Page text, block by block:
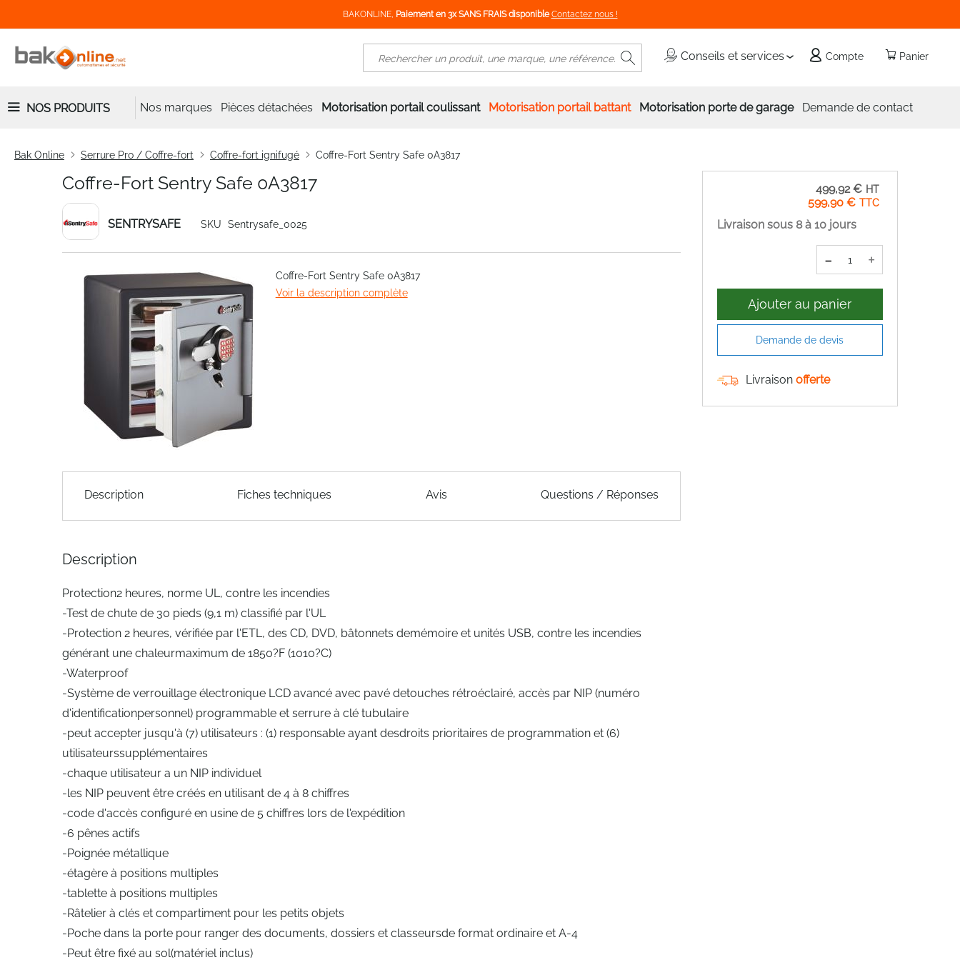
BAKONLINE, Paiement en 3x SANS FRAIS disponible Contactez nous !
Panier
Conseils et services Compte
Rechercher
NOS PRODUITS Nos marques Pièces détachées Motorisation portail coulissant Motorisation portail battant Motorisation porte de garage Demande de contact
Bak Online Serrure Pro / Coffre-fort Coffre-fort ignifugé Coffre-Fort Sentry Safe 0A3817
Coffre-Fort Sentry Safe 0A3817
SENTRYSAFE SKU Sentrysafe_0025
the
images
Coffre-Fort Sentry Safe 0A3817
Voir la description complète
Description Fiches techniques Avis Questions / Réponses
Description
Protection2 heures, norme UL, contre les incendies
-Test de chute de 30 pieds (9,1 m) classifié par l'UL
-Protection 2 heures, vérifiée par l'ETL, des CD, DVD, bâtonnets demémoire et unités USB, contre les incendies
générant une chaleurmaximum de 1850?F (1010?C)
-Waterproof
-Système de verrouillage électronique LCD avancé avec pavé detouches rétroéclairé, accès par NIP (numéro
d'identificationpersonnel) programmable et serrure à clé tubulaire
-peut accepter jusqu'à (7) utilisateurs : (1) responsable ayant desdroits prioritaires de programmation et (6)
utilisateurssupplémentaires
-chaque utilisateur a un NIP individuel
-les NIP peuvent être créés en utilisant de 4 à 8 chiffres
-code d'accès configuré en usine de 5 chiffres lors de l'expédition
-6 pênes actifs
-Poignée métallique
-étagère à positions multiples
-tablette à positions multiples
-Râtelier à clés et compartiment pour les petits objets
-Poche dans la porte pour ranger des documents, dossiers et classeursde format ordinaire et A-4
-Peut être fixé au sol(matériel inclus)
599,90 €
499,92 €
Livraison sous 8 à 10 jours
- +
Ajouter au panier
Demande de devis
Livraison offerte